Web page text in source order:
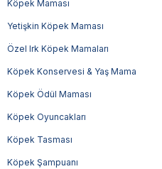
Köpek Maması
Yetişkin Köpek Maması
Özel Irk Köpek Mamaları
Köpek Konservesi & Yaş Mama
Köpek Ödül Maması
Köpek Oyuncakları
Köpek Tasması
Köpek Şampuanı